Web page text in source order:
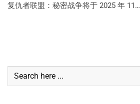
复仇者联盟：秘密战争将于 2025 年 11…